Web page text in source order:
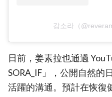
강소라（
日前，姜素拉也通過
SORA_IF」，公開自然的
活躍的溝通。預計在恢復